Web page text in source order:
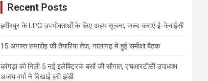
Recent Posts
हमीरपुर के LPG उपभोक्ताओं के लिए अहम सूचना, जल्द कराएं ई-केवाईसी
15 अगस्त समारोह की तैयारियां तेज, नालागढ़ में हुई समीक्षा बैठक
कांगड़ा को मिली 5 नई इलेक्ट्रिक बसों की सौगात, एचआरटीसी उपाध्यक्ष
अजय वर्मा ने दिखाई हरी झंडी